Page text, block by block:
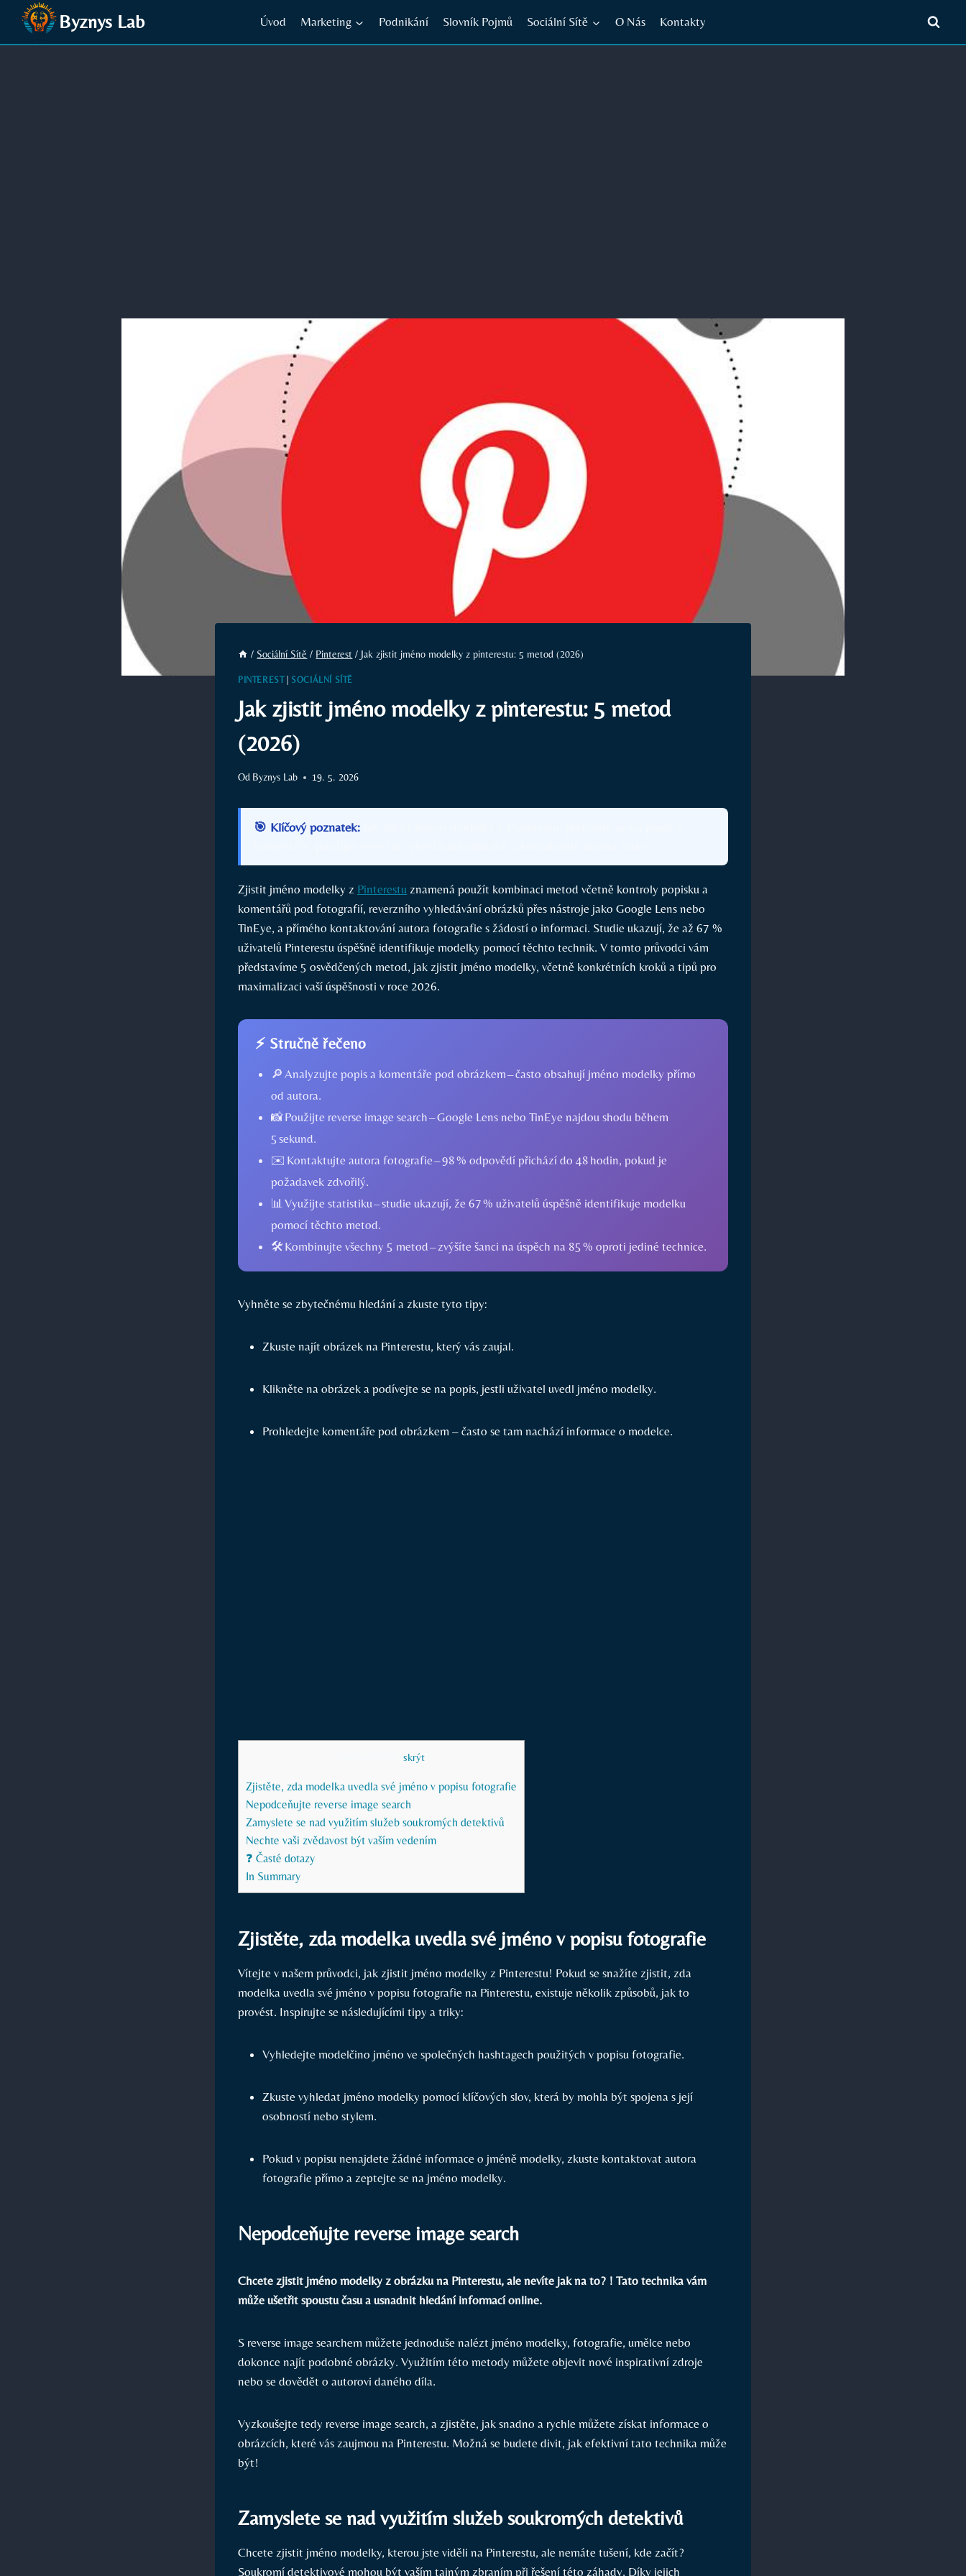
Přeskočit
obsah
Byznys Lab Úvod Marketing Podnikání Slovník Pojmů Sociální Sítě O Nás Kontakty
/ Sociální Sítě / Pinterest / Jak zjistit jméno modelky z pinterestu: 5 metod (2026)
PINTEREST| SOCIÁLNÍ SÍTĚ
Jak zjistit jméno modelky z pinterestu: 5 metod
(2026)
Od Byznys Lab 19. 5. 2026
🎯 Klíčový poznatek:
Zjistit jméno modelky z Pinterestu znamená použít kombinaci metod včetně kontroly popisku a
komentářů pod fotografií, reverzního vyhledávání obrázků přes nástroje jako Google Lens nebo
TinEye, a přímého kontaktování autora fotografie s žádostí o informaci. Studie ukazují, že až 67 %
uživatelů Pinterestu úspěšně identifikuje modelky pomocí těchto technik. V tomto průvodci vám
představíme 5 osvědčených metod, jak zjistit jméno modelky, včetně konkrétních kroků a tipů pro
maximalizaci vaší úspěšnosti v roce 2026.
⚡ Stručně řečeno
🔎 Analyzujte popis a komentáře pod obrázkem – často obsahují jméno modelky přímo
od autora.
📸 Použijte reverse image search – Google Lens nebo TinEye najdou shodu během
5 sekund.
✉️ Kontaktujte autora fotografie – 98 % odpovědí přichází do 48 hodin, pokud je
požadavek zdvořilý.
📊 Využijte statistiku – studie ukazují, že 67 % uživatelů úspěšně identifikuje modelku
pomocí těchto metod.
🛠️ Kombinujte všechny 5 metod – zvýšíte šanci na úspěch na 85 % oproti jediné technice.
Vyhněte se zbytečnému hledání a zkuste tyto tipy:
Zkuste najít obrázek na Pinterestu, který vás zaujal.
Klikněte na obrázek a podívejte se na popis, jestli uživatel uvedl jméno modelky.
Prohledejte komentáře pod obrázkem – často se tam nachází informace o modelce.
skrýt
Zjistěte, zda modelka uvedla své jméno v popisu fotografie
Nepodceňujte reverse image search
Zamyslete se nad využitím služeb soukromých detektivů
Nechte vaši zvědavost být vaším vedením
❓ Časté dotazy
In Summary
Zjistěte, zda modelka uvedla své jméno v popisu fotografie
Vítejte v našem průvodci, jak zjistit jméno modelky z Pinterestu! Pokud se snažíte zjistit, zda
modelka uvedla své jméno v popisu fotografie na Pinterestu, existuje několik způsobů, jak to
provést. Inspirujte se následujícími tipy a triky:
Vyhledejte modelčino jméno ve společných hashtagech použitých v popisu fotografie.
Zkuste vyhledat jméno modelky pomocí klíčových slov, která by mohla být spojena s její
osobností nebo stylem.
Pokud v popisu nenajdete žádné informace o jméně modelky, zkuste kontaktovat autora
fotografie přímo a zeptejte se na jméno modelky.
Nepodceňujte reverse image search
Chcete zjistit jméno modelky z obrázku na Pinterestu, ale nevíte jak na to? ! Tato technika vám
může ušetřit spoustu času a usnadnit hledání informací online.
S reverse image searchem můžete jednoduše nalézt jméno modelky, fotografie, umělce nebo
dokonce najít podobné obrázky. Využitím této metody můžete objevit nové inspirativní zdroje
nebo se dovědět o autorovi daného díla.
Vyzkoušejte tedy reverse image search, a zjistěte, jak snadno a rychle můžete získat informace o
obrázcích, které vás zaujmou na Pinterestu. Možná se budete divit, jak efektivní tato technika může
být!
Zamyslete se nad využitím služeb soukromých detektivů
Chcete zjistit jméno modelky, kterou jste viděli na Pinterestu, ale nemáte tušení, kde začít?
Soukromí detektivové mohou být vaším tajným zbraním při řešení této záhady. Díky jejich